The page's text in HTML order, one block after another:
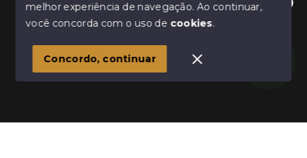
Olá! Estamos disponíveis para te ajudar.
© Copyright 2026 - Schultz Imóveis - Todos os direitos
SITE PARA IMOBILIARIA
melhor experiência de navegação.Ao continuar,
você concorda com o uso de cookies.
Concordo, continuar